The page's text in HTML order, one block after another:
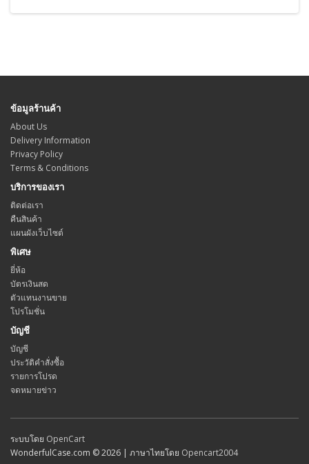
ข้อมูลร้านค้า
About Us
Delivery Information
Privacy Policy
Terms & Conditions
บริการของเรา
ติดต่อเรา
คืนสินค้า
แผนผังเว็บไซต์
พิเศษ
ยี่ห้อ
บัตรเงินสด
ตัวแทนงานขาย
โปรโมชั่น
บัญชี
บัญชี
ประวัติคำสั่งซื้อ
รายการโปรด
จดหมายข่าว
ระบบโดย OpenCart
WonderfulCase.com © 2026 | ภาษาไทยโดย Opencart2004